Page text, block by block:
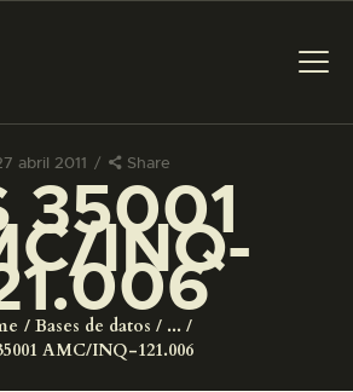
abril 2011 Share
35001
INQ-
Bases de datos
...
AMC/INQ-121.006
LA VISITA